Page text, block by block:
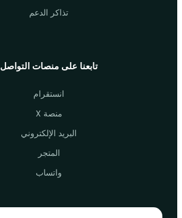
تذاكر الدعم
تابعنا على منصات التواصل
انستقرام
منصة X
البريد الإلكتروني
المتجر
واتساب